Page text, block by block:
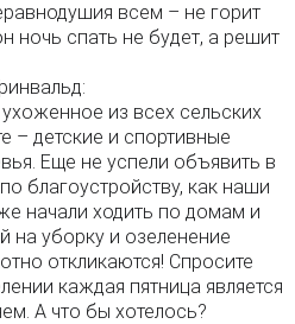
всем – не горит
ночь спать не будет, а решит
из всех сельских
– детские и спортивные
Еще не успели объявить в
благоустройству, как наши
начали ходить по домам и
на уборку и озеленение
откликаются! Спросите
каждая пятница является
А что бы хотелось?